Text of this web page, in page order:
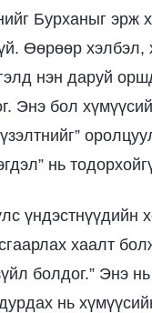
Бурханыг эрж
Өөрөөр
нэн даруй
Энэ бол
нь
үндэстнүүдийн
хаалт
болдог.” Энэ
нь